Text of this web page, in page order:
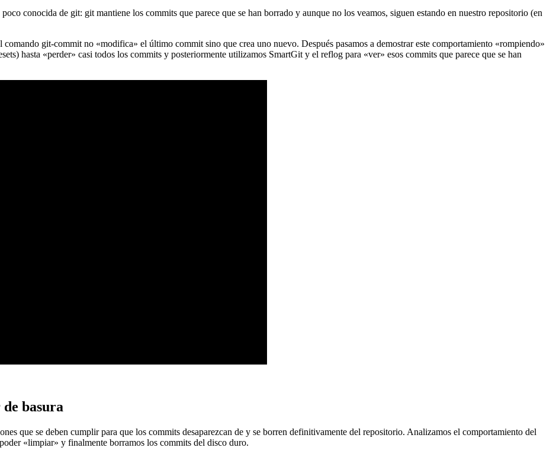
conocida de git: git mantiene los commits que parece que se han borrado y aunque no los veamos, siguen estando en nuestro repositorio (en
git-commit no «modifica» el último commit sino que crea uno nuevo. Después pasamos a demostrar este comportamiento «rompiendo»
hasta «perder» casi todos los commits y posteriormente utilizamos SmartGit y el reflog para «ver» esos commits que parece que se han
basura
que se deben cumplir para que los commits desaparezcan de y se borren definitivamente del repositorio. Analizamos el comportamiento del
«limpiar» y finalmente borramos los commits del disco duro.